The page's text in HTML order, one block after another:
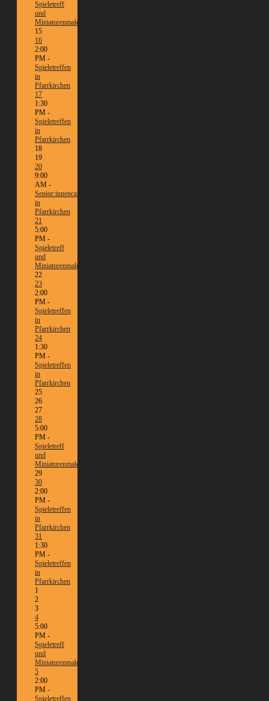
Spieletreff
und
Miniaturenmalen/Tabletop
15
16
2:00
PM -
Spieletreffen
in
Pfarrkirchen
17
1:30
PM -
Spieletreffen
in
Pfarrkirchen
18
19
20
9:00
AM -
Senior:innencafé
in
Pfarrkirchen
21
5:00
PM -
Spieletreff
und
Miniaturenmalen/Tabletop
22
23
2:00
PM -
Spieletreffen
in
Pfarrkirchen
24
1:30
PM -
Spieletreffen
in
Pfarrkirchen
25
26
27
28
5:00
PM -
Spieletreff
und
Miniaturenmalen/Tabletop
29
30
2:00
PM -
Spieletreffen
in
Pfarrkirchen
31
1:30
PM -
Spieletreffen
in
Pfarrkirchen
1
2
3
4
5:00
PM -
Spieletreff
und
Miniaturenmalen/Tabletop
5
2:00
PM -
Spieletreffen